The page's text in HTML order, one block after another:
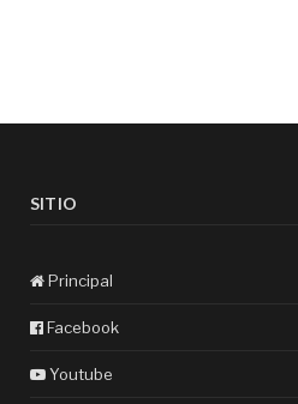
SITIO
Principal
Facebook
Youtube